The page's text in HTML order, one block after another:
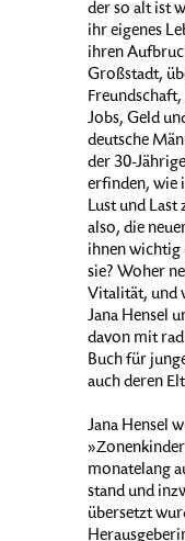
der so alt ist
ihr eigenes
ihren
Großstadt,
Jobs, Geld
deutsche
der 30-
erfinden, wie
Lust und Last
also, die
ihnen wichtig
sie? Woher
Vitalität, und
Jana Hensel
davon mit
Buch für
auch deren
Jana Hensel
monatelang
stand und
übersetzt